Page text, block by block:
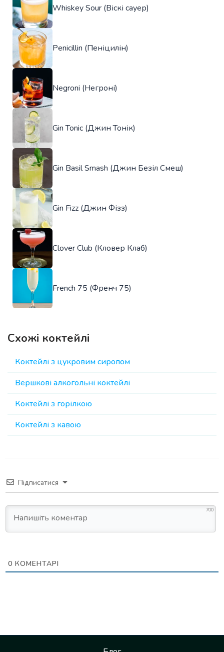
Whiskey Sour (Віскі сауер)
Penicillin (Пеніцилін)
Negroni (Негроні)
Gin Tonic (Джин Тонік)
Gin Basil Smash (Джин Безіл Смеш)
Gin Fizz (Джин Фізз)
Clover Club (Кловер Клаб)
French 75 (Френч 75)
Схожі коктейлі
Коктейлі з цукровим сиропом
Вершкові алкогольні коктейлі
Коктейлі з горілкою
Коктейлі з кавою
Підписатися
700
0 КОМЕНТАРІ